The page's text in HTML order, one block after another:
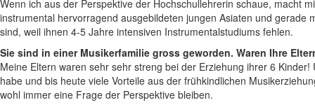
Wenn ich aus der Perspektive der Hochschullehrerin schaue, macht
instrumental hervorragend ausgebildeten jungen Asiaten und
sind, weil ihnen 4-5 Jahre intensiven Instrumentalstudiums fehlen.
Sie sind in einer Musikerfamilie gross geworden. Waren Ihre
Meine Eltern waren sehr sehr streng bei der Erziehung ihrer 6
habe und bis heute viele Vorteile aus der frühkindlichen
wohl immer eine Frage der Perspektive bleiben.